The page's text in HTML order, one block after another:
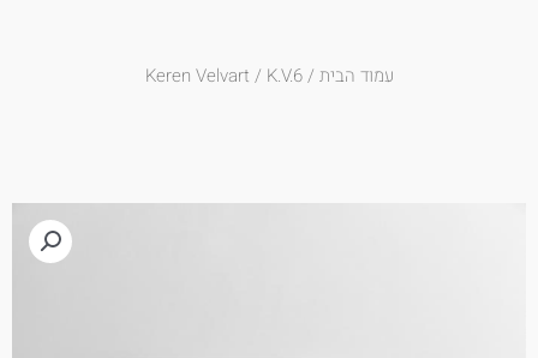
עמוד הבית/
Keren Velvart/ K.V.6